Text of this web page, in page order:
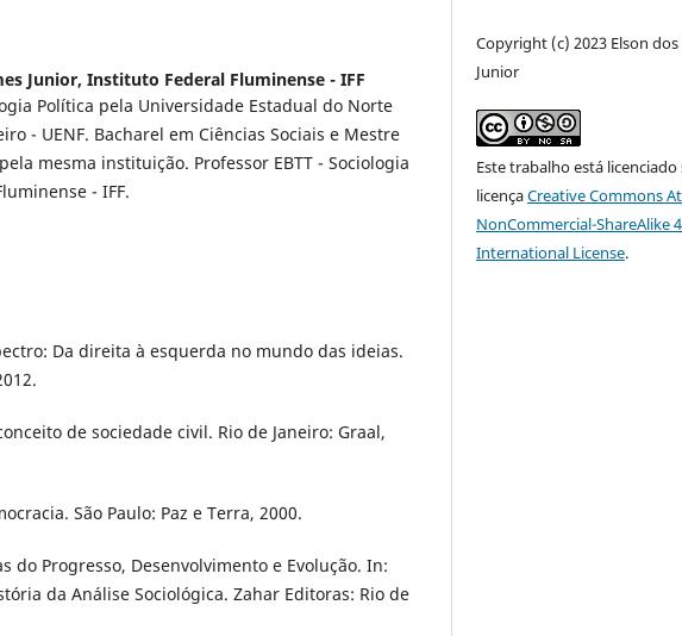
Junior, Instituto Federal Fluminense - IFF
Política pela Universidade Estadual do Norte
- UENF. Bacharel em Ciências Sociais e Mestre
mesma instituição. Professor EBTT - Sociologia
- IFF.
Da direita à esquerda no mundo das ideias.
de sociedade civil. Rio de Janeiro: Graal,
São Paulo: Paz e Terra, 2000.
do Progresso, Desenvolvimento e Evolução. In:
da Análise Sociológica. Zahar Editoras: Rio de
Copyright (c) 2023 Elson
Junior
Este trabalho está
licençaCreative Commons
NonCommercial-ShareAlike
International License.